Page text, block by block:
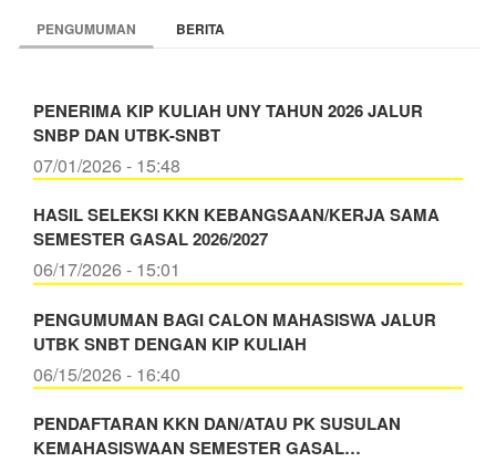
PENGUMUMAN BERITA
PENERIMA KIP KULIAH UNY TAHUN 2026 JALUR
SNBP DAN UTBK-SNBT
07/01/2026 - 15:48
HASIL SELEKSI KKN KEBANGSAAN/KERJA SAMA
SEMESTER GASAL 2026/2027
06/17/2026 - 15:01
PENGUMUMAN BAGI CALON MAHASISWA JALUR
UTBK SNBT DENGAN KIP KULIAH
06/15/2026 - 16:40
PENDAFTARAN KKN DAN/ATAU PK SUSULAN
KEMAHASISWAAN SEMESTER GASAL…